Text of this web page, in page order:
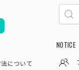
について
NOTICE